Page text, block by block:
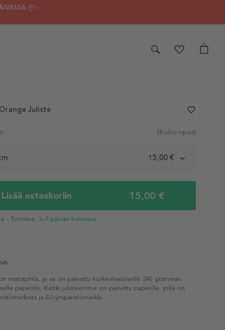
📦✨
(Koko-opas)
15,00 €
Lisää ostoskoriin 15,00 €
- Toimitus: 3–7 päivän kuluessa
Juliste favorite_border
mattapinta, ja se on painettu korkealaatuiselle 240 gramman
paperille. Kaikki julisteemme on painettu paperille, jolla on
ja EU-ympäristömerkki.